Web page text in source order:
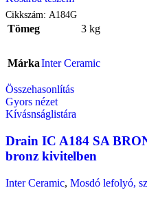
Cikkszám: A184G
Tömeg 3 kg
MárkaInter Ceramic
Összehasonlítás
Gyors nézet
Kívásnságlistára
Drain IC A184 SA
bronz kivitelben
Inter Ceramic, Mosdó lefolyó,